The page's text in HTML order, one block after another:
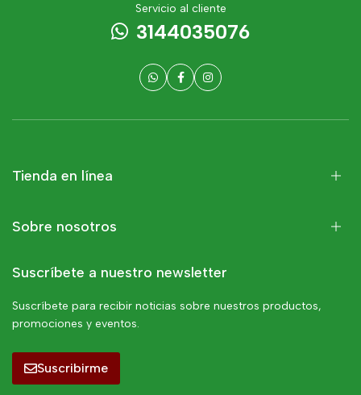
Servicio al cliente
3144035076
Tienda en línea
Sobre nosotros
Suscríbete a nuestro newsletter
Suscríbete para recibir noticias sobre nuestros productos,
promociones y eventos.
Suscribirme